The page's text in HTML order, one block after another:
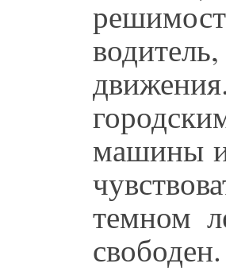
машины и
темном
свободен.